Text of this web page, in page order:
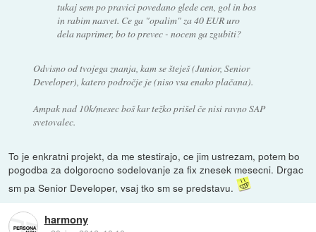
tukaj sem po pravici povedano glede cen, gol in bos
in rabim nasvet. Ce ga "opalim" za 40 EUR uro
dela naprimer, bo to prevec - nocem ga zgubiti?
Odvisno od tvojega znanja, kam se šteješ (Junior, Senior
Developer), katero področje je (niso vsa enako plačana).
Ampak nad 10k/mesec boš kar težko prišel če nisi ravno SAP
svetovalec.
To je enkratni projekt, da me stestirajo, ce jim ustrezam, potem bo
pogodba za dolgorocno sodelovanje za fix znesek mesecni. Drgac
sm pa Senior Developer, vsaj tko sm se predstavu.
harmony